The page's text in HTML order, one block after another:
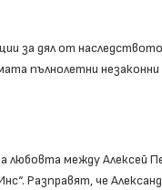
за дял от
пълнолетни
любовта между
Разправят, че